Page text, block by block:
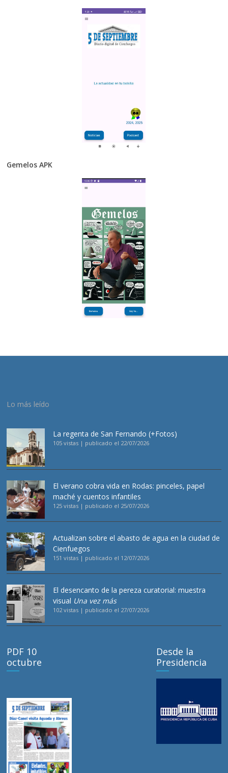
Gemelos APK
Lo más leído
La regenta de San Fernando (+Fotos)
105 vistas | publicado el 22/07/2026
El verano cobra vida en Rodas: pinceles, papel
maché y cuentos infantiles
125 vistas | publicado el 25/07/2026
Actualizan sobre el abasto de agua en la ciudad de
Cienfuegos
151 vistas | publicado el 12/07/2026
El desencanto de la pereza curatorial: muestra
visual Una vez más
102 vistas | publicado el 27/07/2026
PDF 10
octubre
Desde la
Presidencia